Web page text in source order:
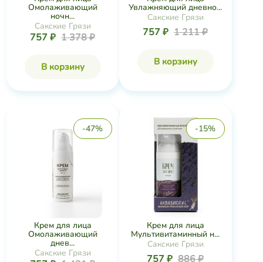
Омолаживающий
ночн...
Сакские Грязи
757 ₽ 1 378 ₽
В корзину
Увлажняющий дневно...
Сакские Грязи
757 ₽ 1 211 ₽
В корзину
-47%
Крем для лица
Омолаживающий
днев...
Сакские Грязи
-15%
Крем для лица
Мультивитаминный н...
Сакские Грязи
757 ₽ 886 ₽